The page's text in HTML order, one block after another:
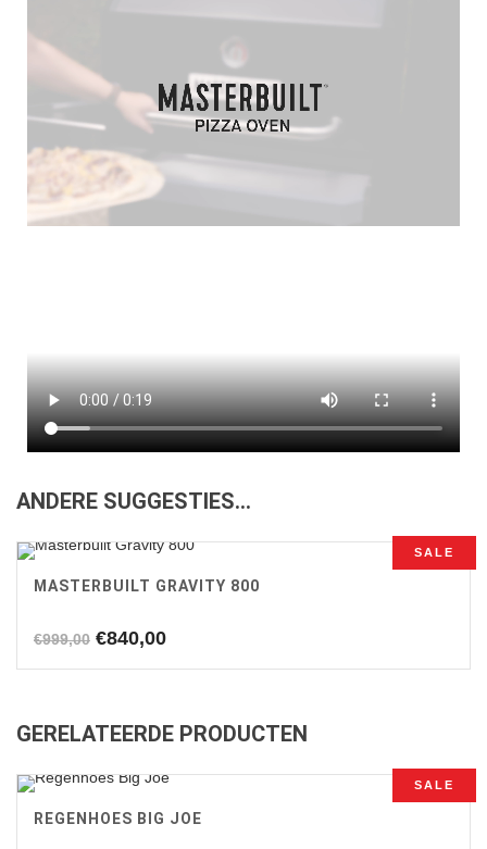
ANDERE SUGGESTIES…
SALE
MASTERBUILT GRAVITY 800
€999,00 Oorspronkelijke
€840,00Huidige
GERELATEERDE PRODUCTEN
SALE
REGENHOES BIG JOE